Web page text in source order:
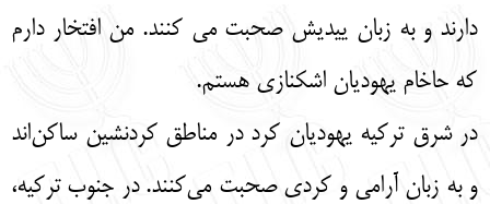
دارند و به زبان ییدیش صحبت می کنند. من افتخار دارم
که حاخام یهودیان اشکنازی هستم.
در شرق ترکیه یهودیان کرد در مناطق کردنشین ساکن‌اند
و به زبان آرامی و کردی صحبت می‌کنند. در جنوب ترکیه،